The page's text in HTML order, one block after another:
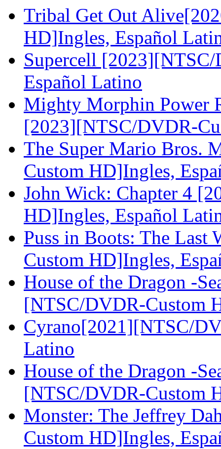
Tribal Get Out
HD]Ingles, Español
Supercell
Español Latino
Mighty Morphin Power
[2023][NTSC/DVDR-
The Super Mario Bros.
Custom HD]Ingles,
John Wick: Chapter 4
HD]Ingles, Español
Puss in Boots: The
Custom HD]Ingles,
House of the Dragon -
[NTSC/DVDR-Custom
Cyrano[2021][NTSC/
Latino
House of the Dragon -
[NTSC/DVDR-Custom
Monster: The Jeffrey
Custom HD]Ingles,